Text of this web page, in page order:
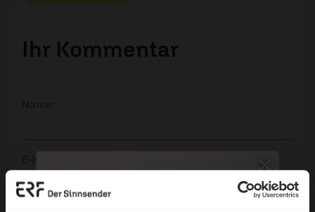
Ihr Kommentar